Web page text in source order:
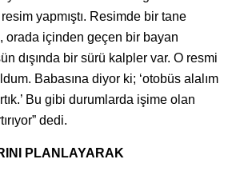
resim yapmıştı. Resimde bir tane
orada içinden geçen bir bayan
dışında bir sürü kalpler var. O resmi
Babasına diyor ki; ‘otobüs alalım
Bu gibi durumlarda işime olan
dedi.
PLANLAYARAK